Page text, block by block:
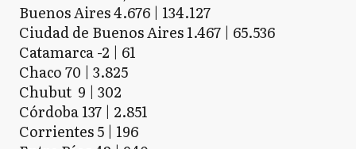
Buenos Aires 4.676 | 134.127
Ciudad de Buenos Aires 1.467 | 65.536
Catamarca -2 | 61
Chaco 70 | 3.825
Chubut 9 | 302
Córdoba 137 | 2.851
Corrientes 5 | 196